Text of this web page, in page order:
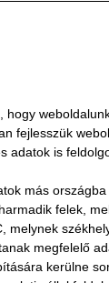
projekt
utak
eljárással
a kőzet.
hogy
fejlesszük
adatok is
más
felek,
melynek
megfelelő
kerülne